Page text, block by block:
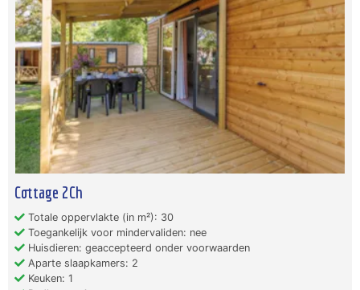
Cottage 2Ch
Totale oppervlakte (in m²): 30
Toegankelijk voor mindervaliden: nee
Huisdieren: geaccepteerd onder voorwaarden
Aparte slaapkamers: 2
Keuken: 1